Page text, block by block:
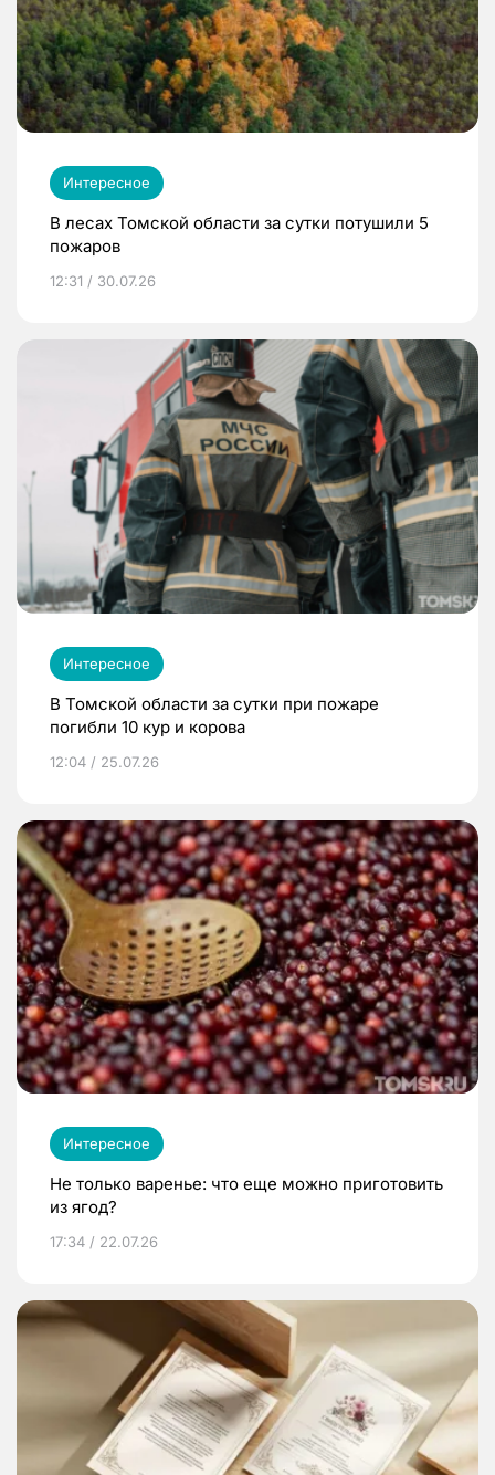
Интересное
В лесах Томской области за сутки потушили 5
пожаров
12:31 / 30.07.26
Интересное
В Томской области за сутки при пожаре
погибли 10 кур и корова
12:04 / 25.07.26
Интересное
Не только варенье: что еще можно приготовить
из ягод?
17:34 / 22.07.26